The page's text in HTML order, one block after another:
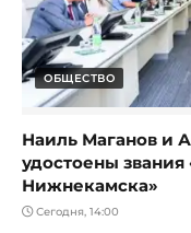
ОБЩЕСТВО
Наиль Маганов и
удостоены
Нижнекамска»
Сегодня, 14:00